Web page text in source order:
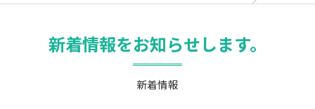
新着情報をお知らせします。
新着情報